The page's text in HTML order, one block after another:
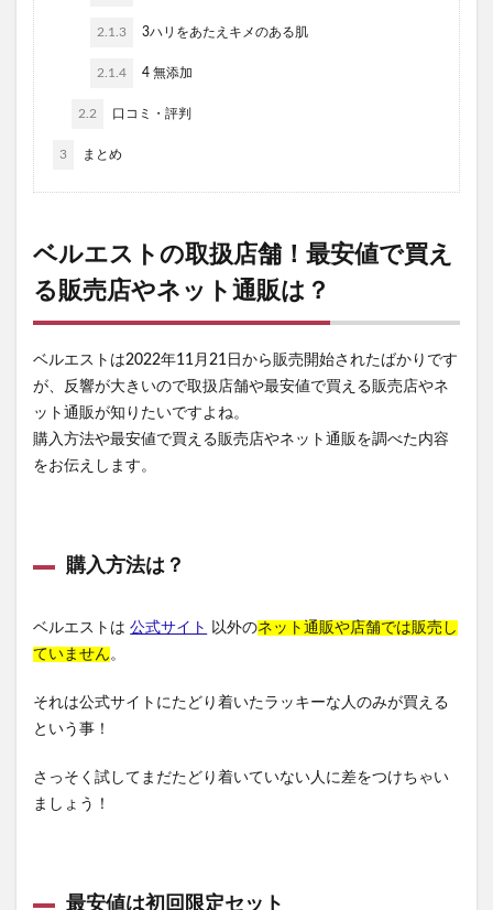
2.1.3 3ハリをあたえキメのある肌
2.1.4 4 無添加
2.2 口コミ・評判
3 まとめ
ベルエストの取扱店舗！最安値で買え
る販売店やネット通販は？
ベルエストは2022年11月21日から販売開始されたばかりです
が、反響が大きいので取扱店舗や最安値で買える販売店やネ
ット通販が知りたいですよね。
購入方法や最安値で買える販売店やネット通販を調べた内容
をお伝えします。
購入方法は？
ベルエストは 公式サイト 以外のネット通販や店舗では販売し
ていません。
それは公式サイトにたどり着いたラッキーな人のみが買える
という事！
さっそく試してまだたどり着いていない人に差をつけちゃい
ましょう！
最安値は初回限定セット